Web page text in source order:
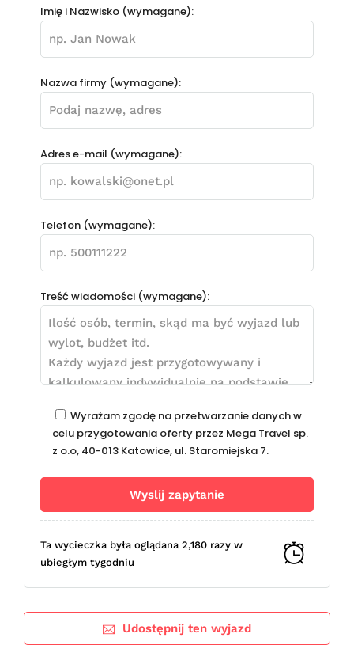
Imię i Nazwisko (wymagane):
Nazwa firmy (wymagane):
Adres e-mail (wymagane):
Telefon (wymagane):
Treść wiadomości (wymagane):
Wyrażam zgodę na przetwarzanie danych w
celu przygotowania oferty przez Mega Travel sp.
z o.o, 40-013 Katowice, ul. Staromiejska 7.
Ta wycieczka była oglądana 2,180 razy w
ubiegłym tygodniu
Udostępnij ten wyjazd